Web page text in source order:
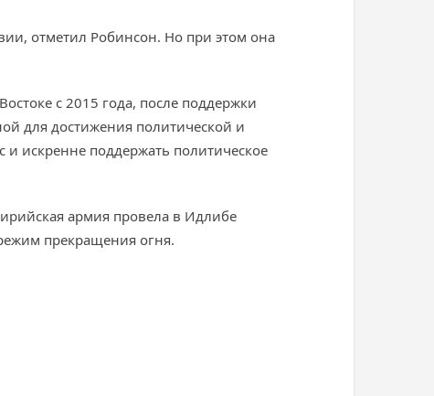
отметил Робинсон. Но при этом она
с 2015 года, после поддержки
для достижения политической и
искренне поддержать политическое
армия провела в Идлибе
прекращения огня.